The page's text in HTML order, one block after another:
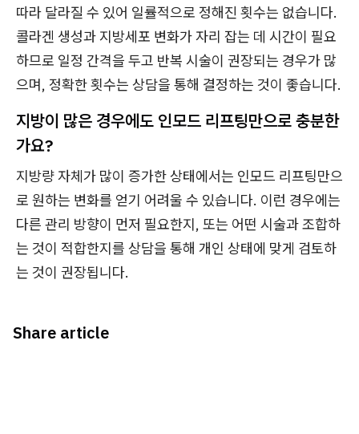
따라 달라질 수 있어 일률적으로 정해진 횟수는 없습니다.
콜라겐 생성과 지방세포 변화가 자리 잡는 데 시간이 필요
하므로 일정 간격을 두고 반복 시술이 권장되는 경우가 많
으며, 정확한 횟수는 상담을 통해 결정하는 것이 좋습니다.
지방이 많은 경우에도 인모드 리프팅만으로 충분한
가요?
지방량 자체가 많이 증가한 상태에서는 인모드 리프팅만으
로 원하는 변화를 얻기 어려울 수 있습니다. 이런 경우에는
다른 관리 방향이 먼저 필요한지, 또는 어떤 시술과 조합하
는 것이 적합한지를 상담을 통해 개인 상태에 맞게 검토하
는 것이 권장됩니다.
Share article